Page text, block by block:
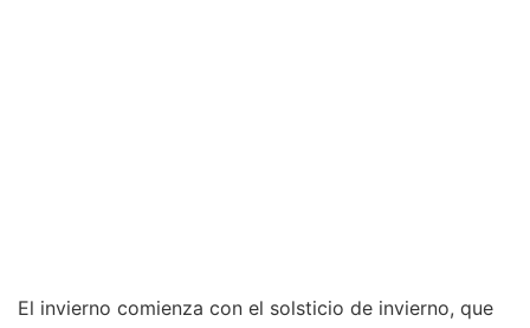
El invierno comienza con el solsticio de invierno, que